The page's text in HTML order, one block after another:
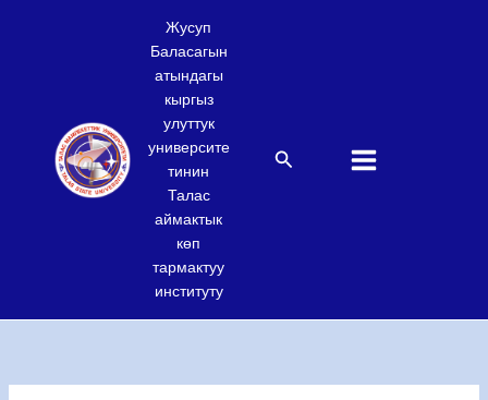
Жусуп
Баласагын
атындагы
кыргыз
улуттук
университе
тинин
Талас
аймактык
көп
тармактуу
институту
Search